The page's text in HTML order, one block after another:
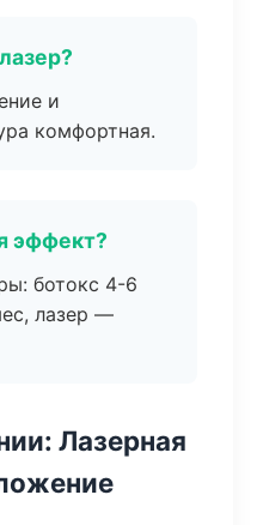
и
комфортная.
эффект?
ботокс 4-6
лазер —
Лазерная